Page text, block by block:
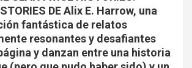
DE Alix E. Harrow, una
fantástica de relatos
resonantes y desafiantes
y danzan entre una historia